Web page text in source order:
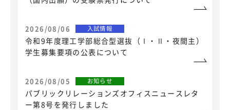
2026/08/06 入試情報
令和9年度理工学部総合型選抜（Ⅰ・Ⅱ・夜間主）
学生募集要項の公表について
2026/08/05 お知らせ
パブリックリレーションズオフィスニュースレタ
ー第8号を発行しました